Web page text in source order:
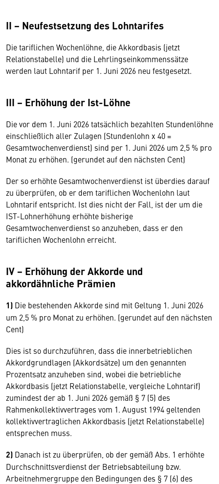
II − Neufestsetzung des Lohntarifes
Die tariflichen Wochenlöhne, die Akkordbasis (jetzt
Relationstabelle) und die Lehrlingseinkommenssätze
werden laut Lohntarif per 1. Juni 2026 neu festgesetzt.
III − Erhöhung der Ist-Löhne
Die vor dem 1. Juni 2026 tatsächlich bezahlten Stundenlöhne
einschließlich aller Zulagen (Stundenlohn x 40 =
Gesamtwochenverdienst) sind per 1. Juni 2026 um 2,5 % pro
Monat zu erhöhen. (gerundet auf den nächsten Cent)
Der so erhöhte Gesamtwochenverdienst ist überdies darauf
zu überprüfen, ob er dem tariflichen Wochenlohn laut
Lohntarif entspricht. Ist dies nicht der Fall, ist der um die
IST-Lohnerhöhung erhöhte bisherige
Gesamtwochenverdienst so anzuheben, dass er den
tariflichen Wochenlohn erreicht.
IV − Erhöhung der Akkorde und
akkordähnliche Prämien
1) Die bestehenden Akkorde sind mit Geltung 1. Juni 2026
um 2,5 % pro Monat zu erhöhen. (gerundet auf den nächsten
Cent)
Dies ist so durchzuführen, dass die innerbetrieblichen
Akkordgrundlagen (Akkordsätze) um den genannten
Prozentsatz anzuheben sind, wobei die betriebliche
Akkordbasis (jetzt Relationstabelle, vergleiche Lohntarif)
zumindest der ab 1. Juni 2026 gemäß § 7 (5) des
Rahmenkollektivvertrages vom 1. August 1994 geltenden
kollektivvertraglichen Akkordbasis (jetzt Relationstabelle)
entsprechen muss.
2) Danach ist zu überprüfen, ob der gemäß Abs. 1 erhöhte
Durchschnittsverdienst der Betriebsabteilung bzw.
Arbeitnehmergruppe den Bedingungen des § 7 (6) des